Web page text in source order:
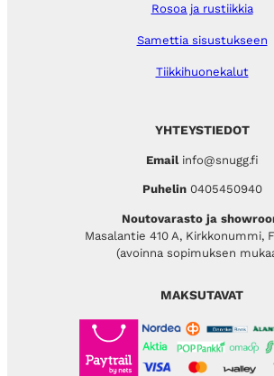
YHTEYSTIEDOT
Emailinfo@snugg.fi
Puhelin 0405450940
Noutovarasto ja
Masalantie 410 A, Kirkkonummi,
(avoinna sopimuksen
Rosoa ja rustiikkia
Samettia sisustukseen
Tiikkihuonekalut
MAKSUTAVAT